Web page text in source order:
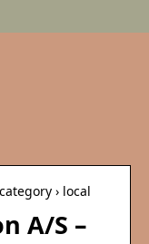
› local
A/S –